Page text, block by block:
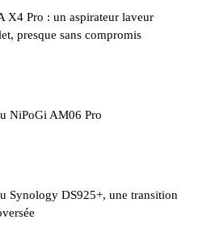
X4 Pro : un aspirateur laveur
presque sans compromis
NiPoGi AM06 Pro
Synology DS925+, une transition